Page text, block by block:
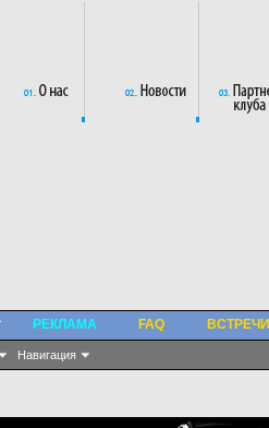
Навигация
РЕКЛАМА FAQ ВСТРЕЧИ